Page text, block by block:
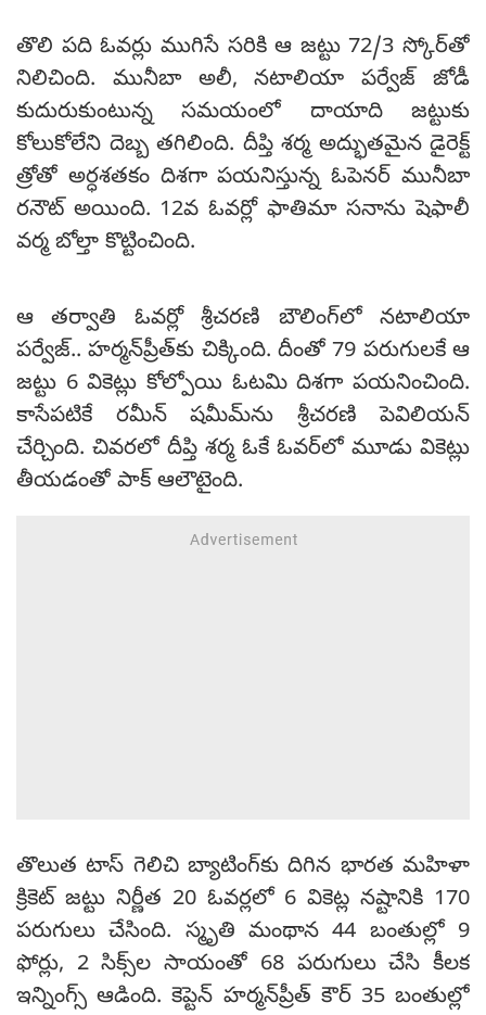
తొలి పది ఓవర్లు ముగిసే సరికి ఆ జట్టు 72/3 స్కోర్‌తో
నిలిచింది. మునీబా అలీ, నటాలియా పర్వేజ్‌ జోడీ
కుదురుకుంటున్న సమయంలో దాయాది జట్టుకు
కోలుకోలేని దెబ్బ తగిలింది. దీప్తి శర్మ అద్భుతమైన డైరెక్ట్‌
త్రోతో అర్ధశతకం దిశగా పయనిస్తున్న ఓపెనర్‌ మునీబా
రనౌట్‌ అయింది. 12వ ఓవర్లో ఫాతిమా సనాను షెఫాలీ
వర్మ బోల్తా కొట్టించింది.
ఆ తర్వాతి ఓవర్లో శ్రీచరణి బౌలింగ్‌లో నటాలియా
పర్వేజ్‌.. హర్మన్‌ప్రీత్‌కు చిక్కింది. దీంతో 79 పరుగులకే ఆ
జట్టు 6 వికెట్లు కోల్పోయి ఓటమి దిశగా పయనించింది.
కాసేపటికే రమీన్‌ షమీమ్‌ను శ్రీచరణి పెవిలియన్‌
చేర్చింది. చివరలో దీప్తి శర్మ ఓకే ఓవర్‌లో మూడు వికెట్లు
తీయడంతో పాక్‌ ఆలౌటైంది.
తొలుత టాస్ గెలిచి బ్యాటింగ్‌కు దిగిన భారత మహిళా
క్రికెట్ జట్టు నిర్ణీత 20 ఓవర్లలో 6 వికెట్ల నష్టానికి 170
పరుగులు చేసింది. స్మృతి మంథాన 44 బంతుల్లో 9
ఫోర్లు, 2 సిక్స్‌ల సాయంతో 68 పరుగులు చేసి కీలక
ఇన్నింగ్స్ ఆడింది. కెప్టెన్ హర్మన్‌ప్రీత్ కౌర్ 35 బంతుల్లో